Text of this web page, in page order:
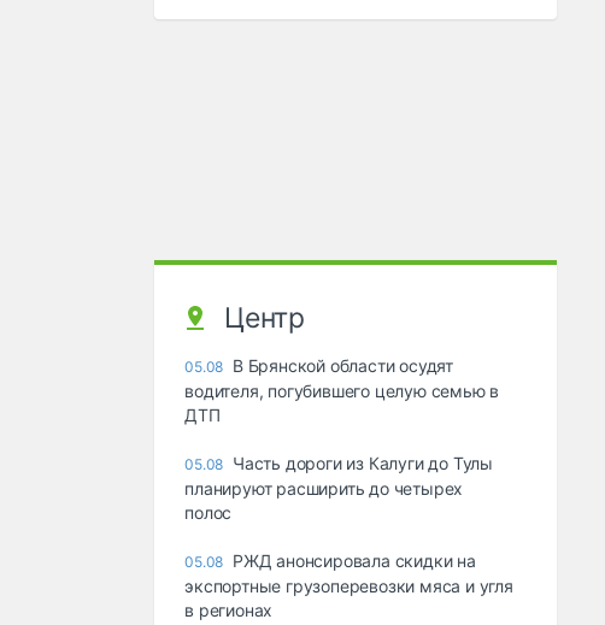
Центр
05.08 В Брянской области осудят
водителя, погубившего целую семью в
ДТП
05.08 Часть дороги из Калуги до Тулы
планируют расширить до четырех
полос
05.08 РЖД анонсировала скидки на
экспортные грузоперевозки мяса и угля
в регионах